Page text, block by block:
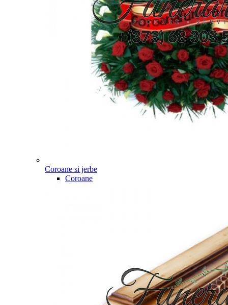
Coroane si jerbe
Coroane